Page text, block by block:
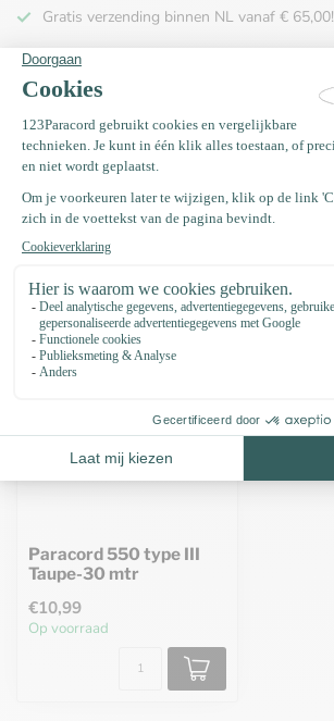
Gratis verzending binnen NL vanaf € 65,00!
Productomschrijving
Specificaties
Recent bekeken
Paracord 550 type III
Taupe-30 mtr
€10,99
Op voorraad